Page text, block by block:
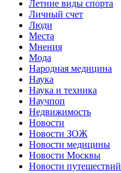
Летние виды спорта
Личный счет
Люди
Места
Мнения
Мода
Народная медицина
Наука
Наука и техника
Научпоп
Недвижимость
Новости
Новости ЗОЖ
Новости медицины
Новости Москвы
Новости путешествий